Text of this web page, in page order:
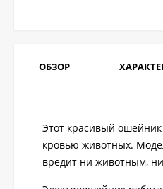
ОБЗОР
Этот красивый
кровью животных.
вредит ни животным,